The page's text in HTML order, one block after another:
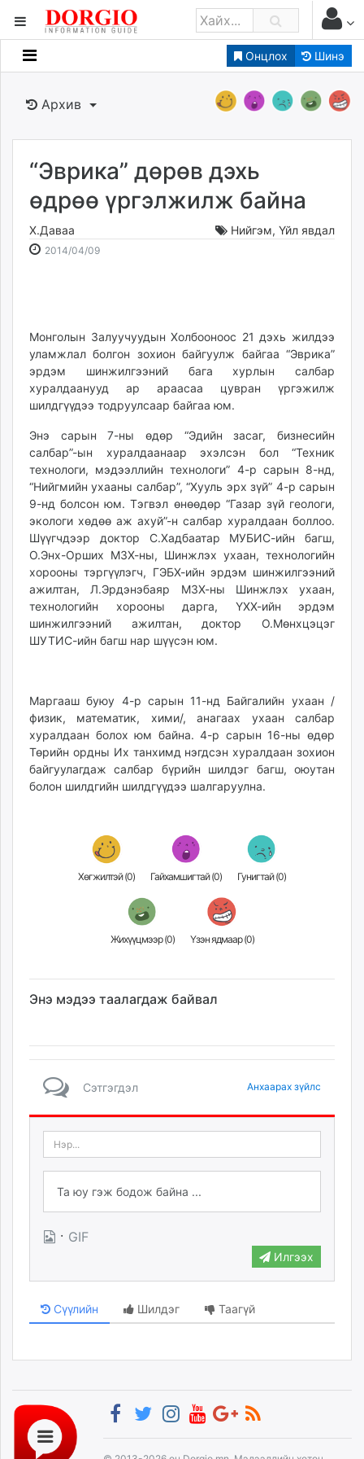
Онцлох Шинэ
Мэдээллийн
Банк санхүү
Бизнес ААН
Төрийн
Нийслэлийн
dorgio.mn
Gogo.mn
Baabar.mn
tovch.mn
ikon.mn
mnb.mn
Eguur.mn
24tsag.mn
shuud.mn
eagle.mn
ergelt.mn
zarig.mn
today.mn
zuv.mn
mminfo.mn
ugluu.mn
urlag.mn
shudarga.mn
shuurhai.mn
unuudur.mn
isee.mn
mglradio.com
tac.mn
unread.today
Архив
“Эврика” дөрөв дэхь
өдрөө үргэлжилж байна
Х.Даваа Нийгэм, Үйл явдал
2014/04/092014-
2026-
Монголын Залуучуудын Холбооноос 21 дэхь жилдээ
уламжлал болгон зохион байгуулж байгаа “Эврика”
эрдэм шинжилгээний бага хурлын салбар
хуралдаанууд ар араасаа цувран үргэжилж
шилдгүүдээ тодруулсаар байгаа юм.
Энэ сарын 7-ны өдөр “Эдийн засаг, бизнесийн
салбар”-ын хуралдаанаар эхэлсэн бол “Техник
технологи, мэдээллийн технологи” 4-р сарын 8-нд,
“Нийгмийн ухааны салбар”, “Хууль эрх зүй” 4-р сарын
9-нд болсон юм. Тэгвэл өнөөдөр “Газар зүй геологи,
экологи хөдөө аж ахуй”-н салбар хуралдаан боллоо.
Шүүгчдээр доктор С.Хадбаатар МУБИС-ийн багш,
О.Энх-Орших МЗХ-ны, Шинжлэх ухаан, технологийн
хорооны тэргүүлэгч, ГЭБХ-ийн эрдэм шинжилгээний
ажилтан, Л.Эрдэнэбаяр МЗХ-ны Шинжлэх ухаан,
технологийн хорооны дарга, ҮХХ-ийн эрдэм
шинжилгээний ажилтан, доктор О.Мөнхцэцэг
ШУТИС-ийн багш нар шүүсэн юм.
Маргааш буюу 4-р сарын 11-нд Байгалийн ухаан /
физик, математик, хими/, анагаах ухаан салбар
хуралдаан болох юм байна. 4-р сарын 16-ны өдөр
Төрийн ордны Их танхимд нэгдсэн хуралдаан зохион
байгуулагдаж салбар бүрийн шилдэг багш, оюутан
болон шилдгийн шилдгүүдээ шалгаруулна.
Хөгжилтэй (0) Гайхамшигтай (0) Гунигтай (0)
Жихүүцмээр (0) Үзэн ядмаар (0)
Энэ мэдээ таалагдаж байвал
Сэтгэгдэл Анхаарах зүйлс
· GIF
Илгээх
Сүүлийн Шилдэг Таагүй